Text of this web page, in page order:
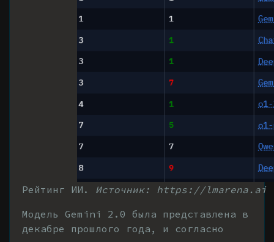
Рейтинг ИИ. Источник: https://lmarena.ai
Модель Gemini 2.0 была представлена в
декабре прошлого года, и согласно